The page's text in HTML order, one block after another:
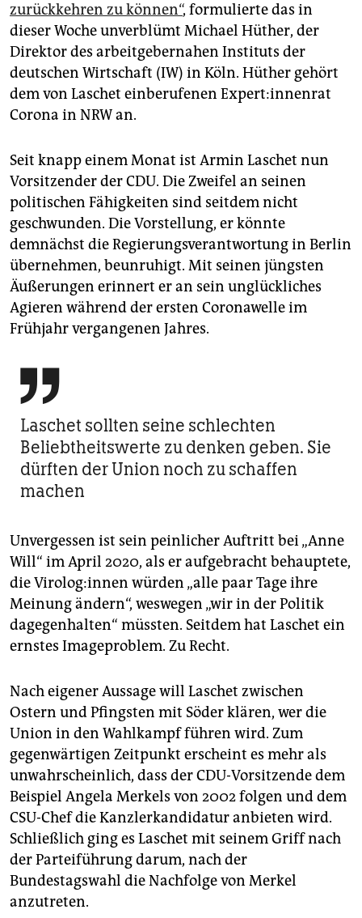
zurückkehren zu können“, formulierte das in
dieser Woche unverblümt Michael Hüther, der
Direktor des arbeitgebernahen Instituts der
deutschen Wirtschaft (IW) in Köln. Hüther gehört
dem von Laschet einberufenen Ex­per­t:in­nen­rat
Corona in NRW an.
Seit knapp einem Monat ist Armin Laschet nun
Vorsitzender der CDU. Die Zweifel an seinen
politischen Fähigkeiten sind seitdem nicht
geschwunden. Die Vorstellung, er könnte
demnächst die Regierungsverantwortung in Berlin
übernehmen, beunruhigt. Mit seinen jüngsten
Äußerungen erinnert er an sein unglückliches
Agieren während der ersten Coronawelle im
Frühjahr vergangenen Jahres.

Laschet sollten seine schlechten
Beliebtheitswerte zu denken geben. Sie
dürften der Union noch zu schaffen
machen
Unvergessen ist sein peinlicher Auftritt bei „Anne
Will“ im April 2020, als er aufgebracht behauptete,
die Vi­ro­lo­g:in­nen würden „alle paar Tage ihre
Meinung ändern“, weswegen „wir in der Politik
dagegenhalten“ müssten. Seitdem hat Laschet ein
ernstes Imageproblem. Zu Recht.
Nach eigener Aussage will Laschet zwischen
Ostern und Pfingsten mit Söder klären, wer die
Union in den Wahlkampf führen wird. Zum
gegenwärtigen Zeitpunkt erscheint es mehr als
unwahrscheinlich, dass der CDU-Vorsitzende dem
Beispiel Angela Merkels von 2002 folgen und dem
CSU-Chef die Kanzlerkandidatur anbieten wird.
Schließlich ging es Laschet mit seinem Griff nach
der Parteiführung darum, nach der
Bundestagswahl die Nachfolge von Merkel
anzutreten.